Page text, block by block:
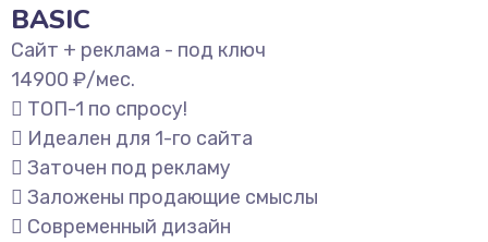
BASIC
Сайт + реклама - под ключ
14900 ₽/мес.
ТОП-1 по спросу!
Идеален для 1-го сайта
Заточен под рекламу
Заложены продающие смыслы
Современный дизайн